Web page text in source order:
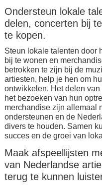
Ondersteun lokale
delen, concerten bij
te kopen.
Steun lokale talenten door
bij te wonen en
betrokken te zijn bij de
artiesten, help je hen om
ontwikkelen. Het delen
het bezoeken van hun
merchandise zijn allemaal
ondersteunen en de
divers te houden. Samen
succes en de groei van
Maak afspeellijsten
van Nederlandse
terug te kunnen